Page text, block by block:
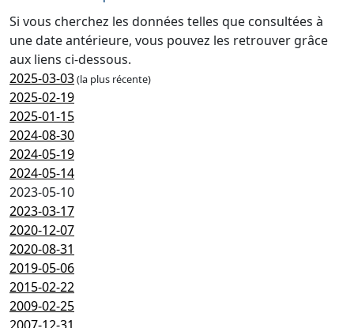
Si vous cherchez les données telles que consultées à
une date antérieure, vous pouvez les retrouver grâce
aux liens ci-dessous.
2025-03-03(la plus récente)
2025-02-19
2025-01-15
2024-08-30
2024-05-19
2024-05-14
2023-05-10
2023-03-17
2020-12-07
2020-08-31
2019-05-06
2015-02-22
2009-02-25
2007-12-31